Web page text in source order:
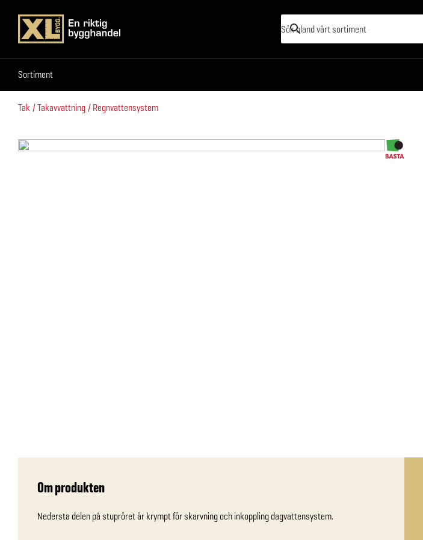
Sortiment
Sortiment
Tak Takavvattning Regnvattensystem
Om produkten
Nedersta delen på stupröret är krympt för skarvning och inkoppling dagvattensystem.